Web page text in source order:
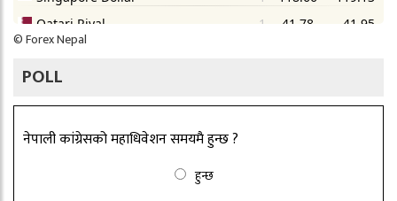
©Forex Nepal
POLL
नेपाली कांग्रेसको महाधिवेशन समयमै हुन्छ ?
हुन्छ